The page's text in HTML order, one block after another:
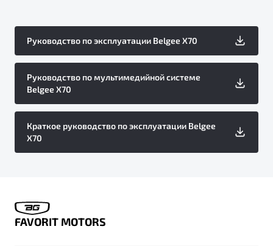
Руководство по эксплуатации Belgee X70
Руководство по мультимедийной системе
Belgee X70
Краткое руководство по эксплуатации Belgee
X70
FAVORIT MOTORS